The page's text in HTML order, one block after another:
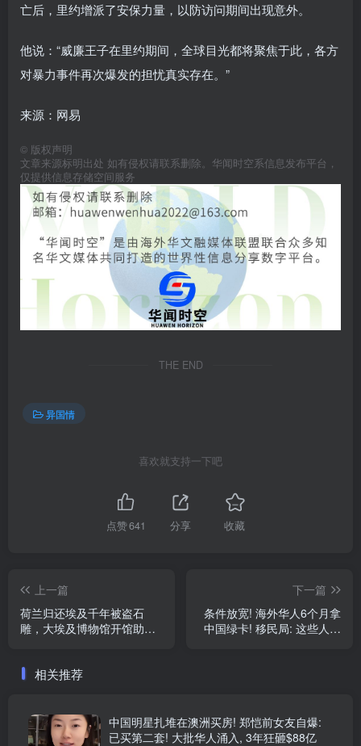
亡后，里约增派了安保力量，以防访问期间出现意外。
他说：“威廉王子在里约期间，全球目光都将聚焦于此，各方
对暴力事件再次爆发的担忧真实存在。”
来源：网易
© 版权声明
文章来源标明出处 如有侵权请联系删除。华闻时空系信息发布平台，
仅提供信息存储空间服务
THE END
异国情
喜欢就支持一下吧
点赞641 分享 收藏
上一篇
荷兰归还埃及千年被盗石
雕，大埃及博物馆开馆助推
下一篇
条件放宽! 海外华人6个月拿
中国绿卡! 移民局: 这些人都
相关推荐
中国明星扎堆在澳洲买房! 郑恺前女友自爆:
已买第二套! 大批华人涌入, 3年狂砸$88亿